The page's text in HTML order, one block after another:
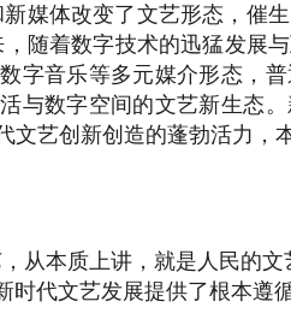
媒体改变了文艺形态，催
随着数字技术的迅猛发展
字音乐等多元媒介形态，
与数字空间的文艺新生态
艺创新创造的蓬勃活力，
从本质上讲，就是人民的
时代文艺发展提供了根本遵